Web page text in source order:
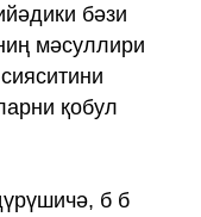
бәзи
мәсуллири
қобул
б б